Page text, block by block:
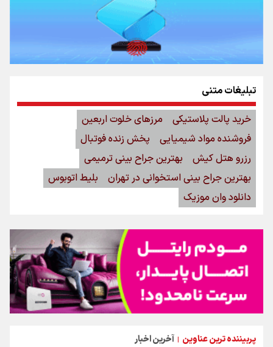
پربیننده ترین عناوین | آخرین اخبار
تبلیغات متنی
خرید پالت پلاستیکی
مرزهای خلوت اربعین
فروشنده مواد شیمیایی
پخش زنده فوتبال
رزرو هتل کیش
بهترین جراح بینی ترمیمی
بهترین جراح بینی استخوانی در تهران
بلیط اتوبوس
دانلود وان موزیک